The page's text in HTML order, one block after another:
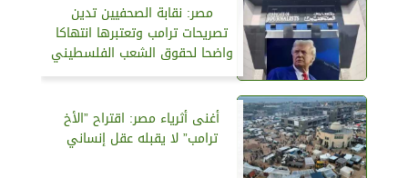
مصر: نقابة الصحفيين تدين
تصريحات ترامب وتعتبرها انتهاكا
واضحا لحقوق الشعب الفلسطيني
أغنى أثرياء مصر: اقتراح ”الأخ
ترامب” لا يقبله عقل إنساني